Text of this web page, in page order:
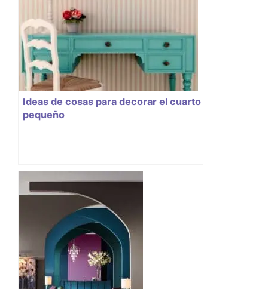
Ideas de cosas para decorar el cuarto
pequeño